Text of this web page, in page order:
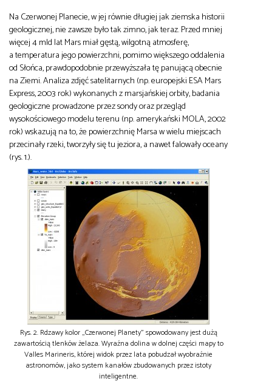
Na Czerwonej Planecie, w jej równie długiej jak ziemska historii
geologicznej, nie zawsze było tak zimno, jak teraz. Przed mniej
więcej 4 mld lat Mars miał gęstą, wilgotną atmosferę,
a temperatura jego powierzchni, pomimo większego oddalenia
od Słońca, prawdopodobnie przewyższała tę panującą obecnie
na Ziemi. Analiza zdjęć satelitarnych (np. europejski ESA Mars
Express, 2003 rok) wykonanych z marsjańskiej orbity, badania
geologiczne prowadzone przez sondy oraz przegląd
wysokościowego modelu terenu (np. amerykański MOLA, 2002
rok) wskazują na to, że powierzchnię Marsa w wielu miejscach
przecinały rzeki, tworzyły się tu jeziora, a nawet falowały oceany
(rys. 1.).
Rys. 2. Rdzawy kolor „Czerwonej Planety” spowodowany jest dużą
zawartością tlenków żelaza. Wyraźna dolina w dolnej części mapy to
Valles Marineris, której widok przez lata pobudzał wyobraźnie
astronomów, jako system kanałów zbudowanych przez istoty
inteligentne.